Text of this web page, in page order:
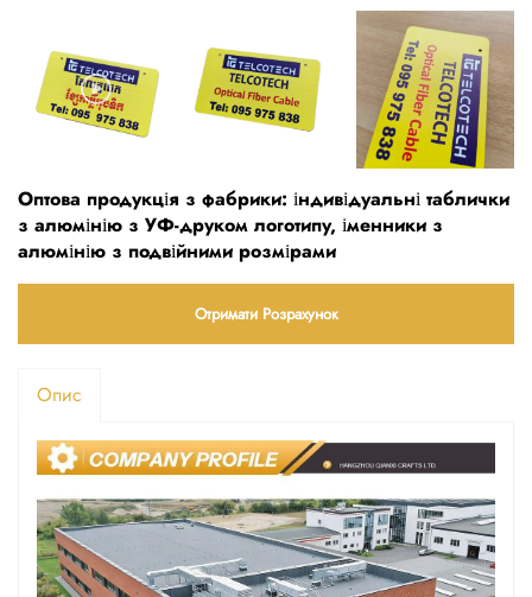
Оптова продукція з фабрики: індивідуальні таблички
з алюмінію з УФ-друком логотипу, іменники з
алюмінію з подвійними розмірами
Отримати Розрахунок
Опис